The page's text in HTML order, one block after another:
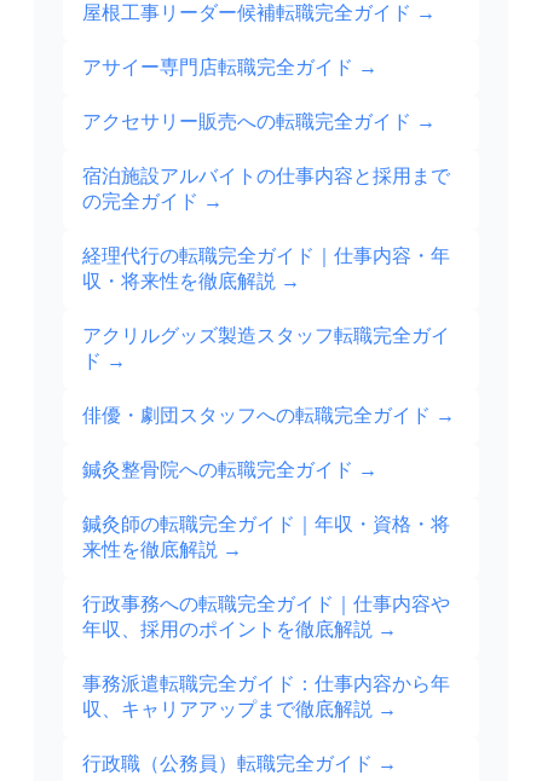
屋根工事リーダー候補転職完全ガイド →
アサイー専門店転職完全ガイド →
アクセサリー販売への転職完全ガイド →
宿泊施設アルバイトの仕事内容と採用まで
の完全ガイド →
経理代行の転職完全ガイド｜仕事内容・年
収・将来性を徹底解説 →
アクリルグッズ製造スタッフ転職完全ガイ
ド →
俳優・劇団スタッフへの転職完全ガイド →
鍼灸整骨院への転職完全ガイド →
鍼灸師の転職完全ガイド｜年収・資格・将
来性を徹底解説 →
行政事務への転職完全ガイド｜仕事内容や
年収、採用のポイントを徹底解説 →
事務派遣転職完全ガイド：仕事内容から年
収、キャリアアップまで徹底解説 →
行政職（公務員）転職完全ガイド →